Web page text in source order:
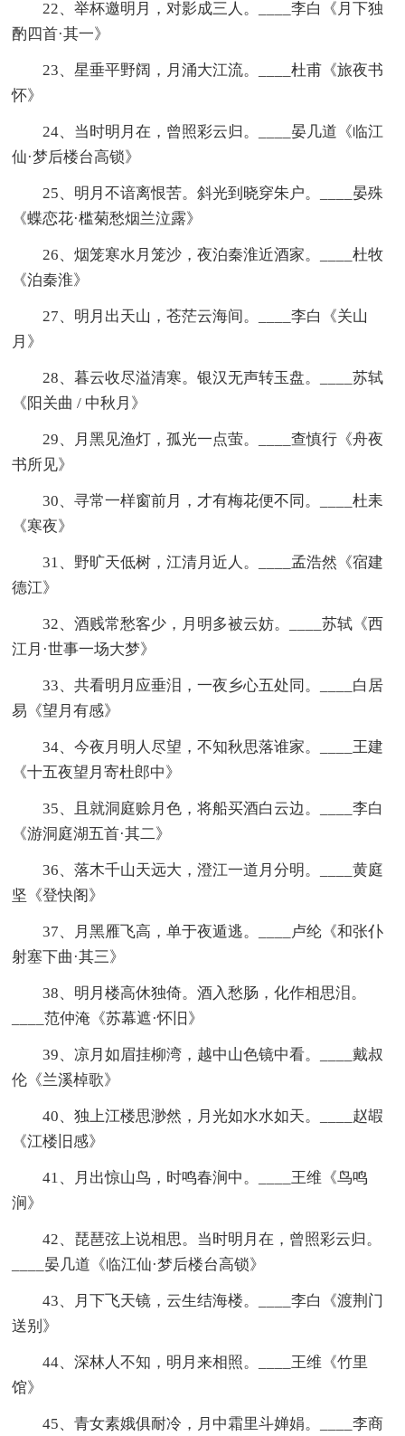
22、举杯邀明月，对影成三人。____李白《月下独
酌四首·其一》
23、星垂平野阔，月涌大江流。____杜甫《旅夜书
怀》
24、当时明月在，曾照彩云归。____晏几道《临江
仙·梦后楼台高锁》
25、明月不谙离恨苦。斜光到晓穿朱户。____晏殊
《蝶恋花·槛菊愁烟兰泣露》
26、烟笼寒水月笼沙，夜泊秦淮近酒家。____杜牧
《泊秦淮》
27、明月出天山，苍茫云海间。____李白《关山
月》
28、暮云收尽溢清寒。银汉无声转玉盘。____苏轼
《阳关曲 / 中秋月》
29、月黑见渔灯，孤光一点萤。____查慎行《舟夜
书所见》
30、寻常一样窗前月，才有梅花便不同。____杜耒
《寒夜》
31、野旷天低树，江清月近人。____孟浩然《宿建
德江》
32、酒贱常愁客少，月明多被云妨。____苏轼《西
江月·世事一场大梦》
33、共看明月应垂泪，一夜乡心五处同。____白居
易《望月有感》
34、今夜月明人尽望，不知秋思落谁家。____王建
《十五夜望月寄杜郎中》
35、且就洞庭赊月色，将船买酒白云边。____李白
《游洞庭湖五首·其二》
36、落木千山天远大，澄江一道月分明。____黄庭
坚《登快阁》
37、月黑雁飞高，单于夜遁逃。____卢纶《和张仆
射塞下曲·其三》
38、明月楼高休独倚。酒入愁肠，化作相思泪。
____范仲淹《苏幕遮·怀旧》
39、凉月如眉挂柳湾，越中山色镜中看。____戴叔
伦《兰溪棹歌》
40、独上江楼思渺然，月光如水水如天。____赵嘏
《江楼旧感》
41、月出惊山鸟，时鸣春涧中。____王维《鸟鸣
涧》
42、琵琶弦上说相思。当时明月在，曾照彩云归。
____晏几道《临江仙·梦后楼台高锁》
43、月下飞天镜，云生结海楼。____李白《渡荆门
送别》
44、深林人不知，明月来相照。____王维《竹里
馆》
45、青女素娥俱耐冷，月中霜里斗婵娟。____李商